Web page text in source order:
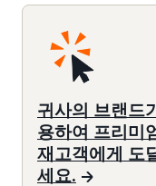
귀사의 브랜드
용하여 프리미
재고객에게 도
세요.